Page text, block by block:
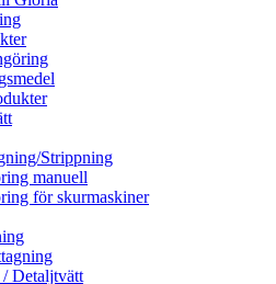
Strippning
manuell
för skurmaskiner
Detaljtvätt